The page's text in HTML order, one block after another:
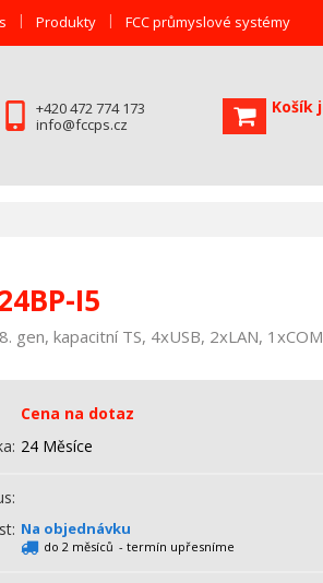
Produkty FCC průmyslové systémy
Košík
+420 472 774 173
info@fccps.cz
I5
gen, kapacitní TS, 4xUSB, 2xLAN, 1xCOM
Cena na dotaz
24 Měsíce
Na objednávku
do 2 měsíců - termín upřesníme